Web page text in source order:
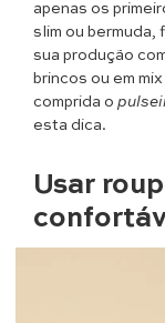
apenas os
slim ou bermuda,
sua produção
brincos ou em
comprida o
esta dica.
Usar